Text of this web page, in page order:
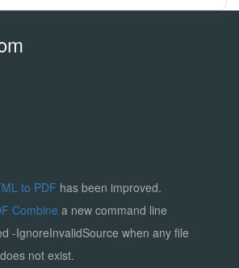
to PDF has been improved.
Combine a new command line
-IgnoreInvalidSource when any file
not exist.